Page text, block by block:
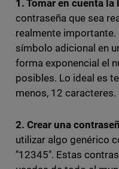
1. Tomar en cuenta
contraseña que sea
realmente
símbolo adicional en
forma exponencial el
posibles. Lo ideal es
menos, 12 caracteres.
2. Crear una
utilizar algo genérico
"12345". Estas